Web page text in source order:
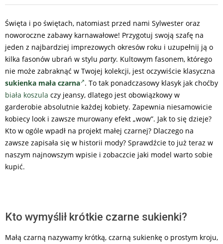
Święta i po świętach, natomiast przed nami Sylwester oraz
noworoczne zabawy karnawałowe! Przygotuj swoją szafę na
jeden z najbardziej imprezowych okresów roku i uzupełnij ją o
kilka fasonów ubrań w stylu party. Kultowym fasonem, którego
nie może zabraknąć w Twojej kolekcji, jest oczywiście klasyczna
sukienka mała czarna . To tak ponadczasowy klasyk jak choćby
biała koszula czy jeansy, dlatego jest obowiązkowy w
garderobie absolutnie każdej kobiety. Zapewnia niesamowicie
kobiecy look i zawsze murowany efekt „wow”. Jak to się dzieje?
Kto w ogóle wpadł na projekt małej czarnej? Dlaczego na
zawsze zapisała się w historii mody? Sprawdźcie to już teraz w
naszym najnowszym wpisie i zobaczcie jaki model warto sobie
kupić.
Kto wymyślił krótkie czarne sukienki?
Małą czarną nazywamy krótką, czarną sukienkę o prostym kroju,